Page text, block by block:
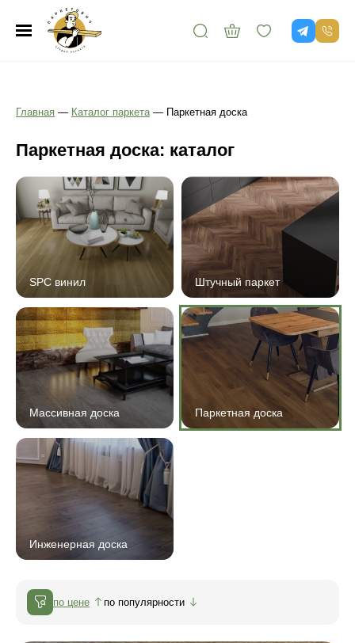
Главная — Каталог паркета — Паркетная доска
Паркетная доска: каталог
SPC винил Штучный паркет
Массивная доска Паркетная доска
Инженерная доска
по цене по популярности